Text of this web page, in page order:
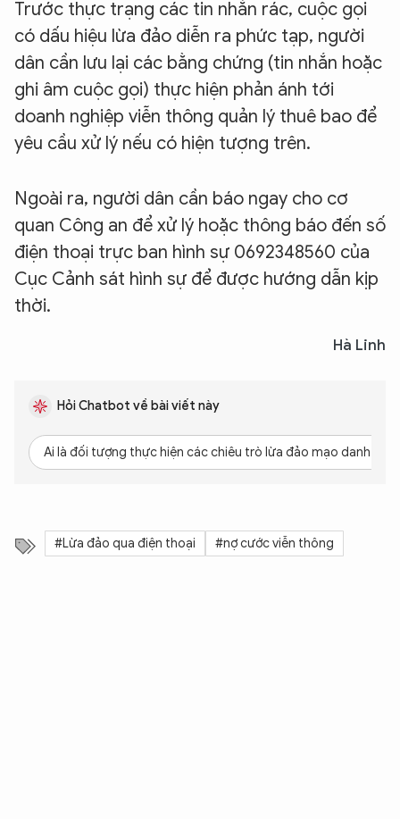
Trước thực trạng các tin nhắn rác, cuộc gọi
có dấu hiệu lừa đảo diễn ra phức tạp, người
dân cần lưu lại các bằng chứng (tin nhắn hoặc
ghi âm cuộc gọi) thực hiện phản ánh tới
doanh nghiệp viễn thông quản lý thuê bao để
yêu cầu xử lý nếu có hiện tượng trên.
Ngoài ra, người dân cần báo ngay cho cơ
quan Công an để xử lý hoặc thông báo đến số
điện thoại trực ban hình sự 0692348560 của
Cục Cảnh sát hình sự để được hướng dẫn kịp
thời.
Hà Linh
Hỏi Chatbot về bài viết này
Ai là đối tượng thực hiện các chiêu trò lừa đảo mạo danh
#Lừa đảo qua điện thoại #nợ cước viễn thông